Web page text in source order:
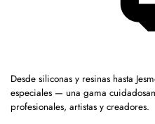
Desde siliconas y resinas hasta
especiales — una gama
profesionales, artistas y creadores.